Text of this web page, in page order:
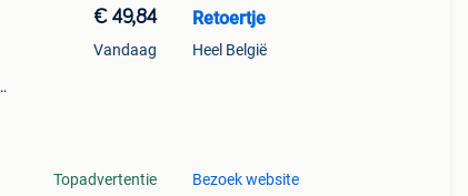
€ 49,84
Vandaag
Topadvertentie
Retoertje
Heel België
Bezoek website